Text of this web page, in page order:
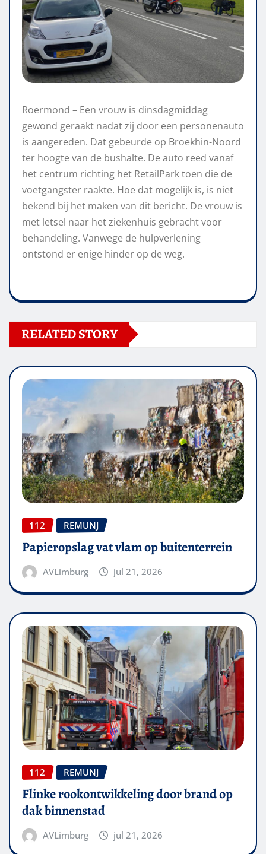
Roermond – Een vrouw is dinsdagmiddag
gewond geraakt nadat zij door een personenauto
is aangereden. Dat gebeurde op Broekhin-Noord
ter hoogte van de bushalte. De auto reed vanaf
het centrum richting het RetailPark toen die de
voetgangster raakte. Hoe dat mogelijk is, is niet
bekend bij het maken van dit bericht. De vrouw is
met letsel naar het ziekenhuis gebracht voor
behandeling. Vanwege de hulpverlening
ontstond er enige hinder op de weg.
RELATED STORY
112 REMUNJ
Papieropslag vat vlam op buitenterrein
AVLimburg jul 21, 2026
112 REMUNJ
Flinke rookontwikkeling door brand op
dak binnenstad
AVLimburg jul 21, 2026